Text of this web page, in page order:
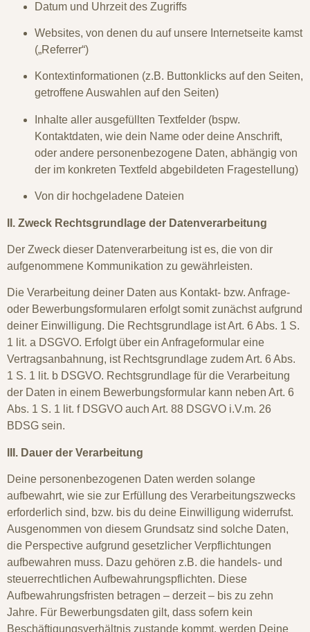
Datum und Uhrzeit des Zugriffs
Websites, von denen du auf unsere Internetseite kamst
(„Referrer“)
Kontextinformationen (z.B. Buttonklicks auf den Seiten,
getroffene Auswahlen auf den Seiten)
Inhalte aller ausgefüllten Textfelder (bspw.
Kontaktdaten, wie dein Name oder deine Anschrift,
oder andere personenbezogene Daten, abhängig von
der im konkreten Textfeld abgebildeten Fragestellung)
Von dir hochgeladene Dateien
II. Zweck Rechtsgrundlage der Datenverarbeitung
Der Zweck dieser Datenverarbeitung ist es, die von dir
aufgenommene Kommunikation zu gewährleisten.
Die Verarbeitung deiner Daten aus Kontakt- bzw. Anfrage-
oder Bewerbungsformularen erfolgt somit zunächst aufgrund
deiner Einwilligung. Die Rechtsgrundlage ist Art. 6 Abs. 1 S.
1 lit. a DSGVO. Erfolgt über ein Anfrageformular eine
Vertragsanbahnung, ist Rechtsgrundlage zudem Art. 6 Abs.
1 S. 1 lit. b DSGVO. Rechtsgrundlage für die Verarbeitung
der Daten in einem Bewerbungsformular kann neben Art. 6
Abs. 1 S. 1 lit. f DSGVO auch Art. 88 DSGVO i.V.m. 26
BDSG sein.
III. Dauer der Verarbeitung
Deine personenbezogenen Daten werden solange
aufbewahrt, wie sie zur Erfüllung des Verarbeitungszwecks
erforderlich sind, bzw. bis du deine Einwilligung widerrufst.
Ausgenommen von diesem Grundsatz sind solche Daten,
die Perspective aufgrund gesetzlicher Verpflichtungen
aufbewahren muss. Dazu gehören z.B. die handels- und
steuerrechtlichen Aufbewahrungspflichten. Diese
Aufbewahrungsfristen betragen – derzeit – bis zu zehn
Jahre. Für Bewerbungsdaten gilt, dass sofern kein
Beschäftigungsverhältnis zustande kommt, werden Deine